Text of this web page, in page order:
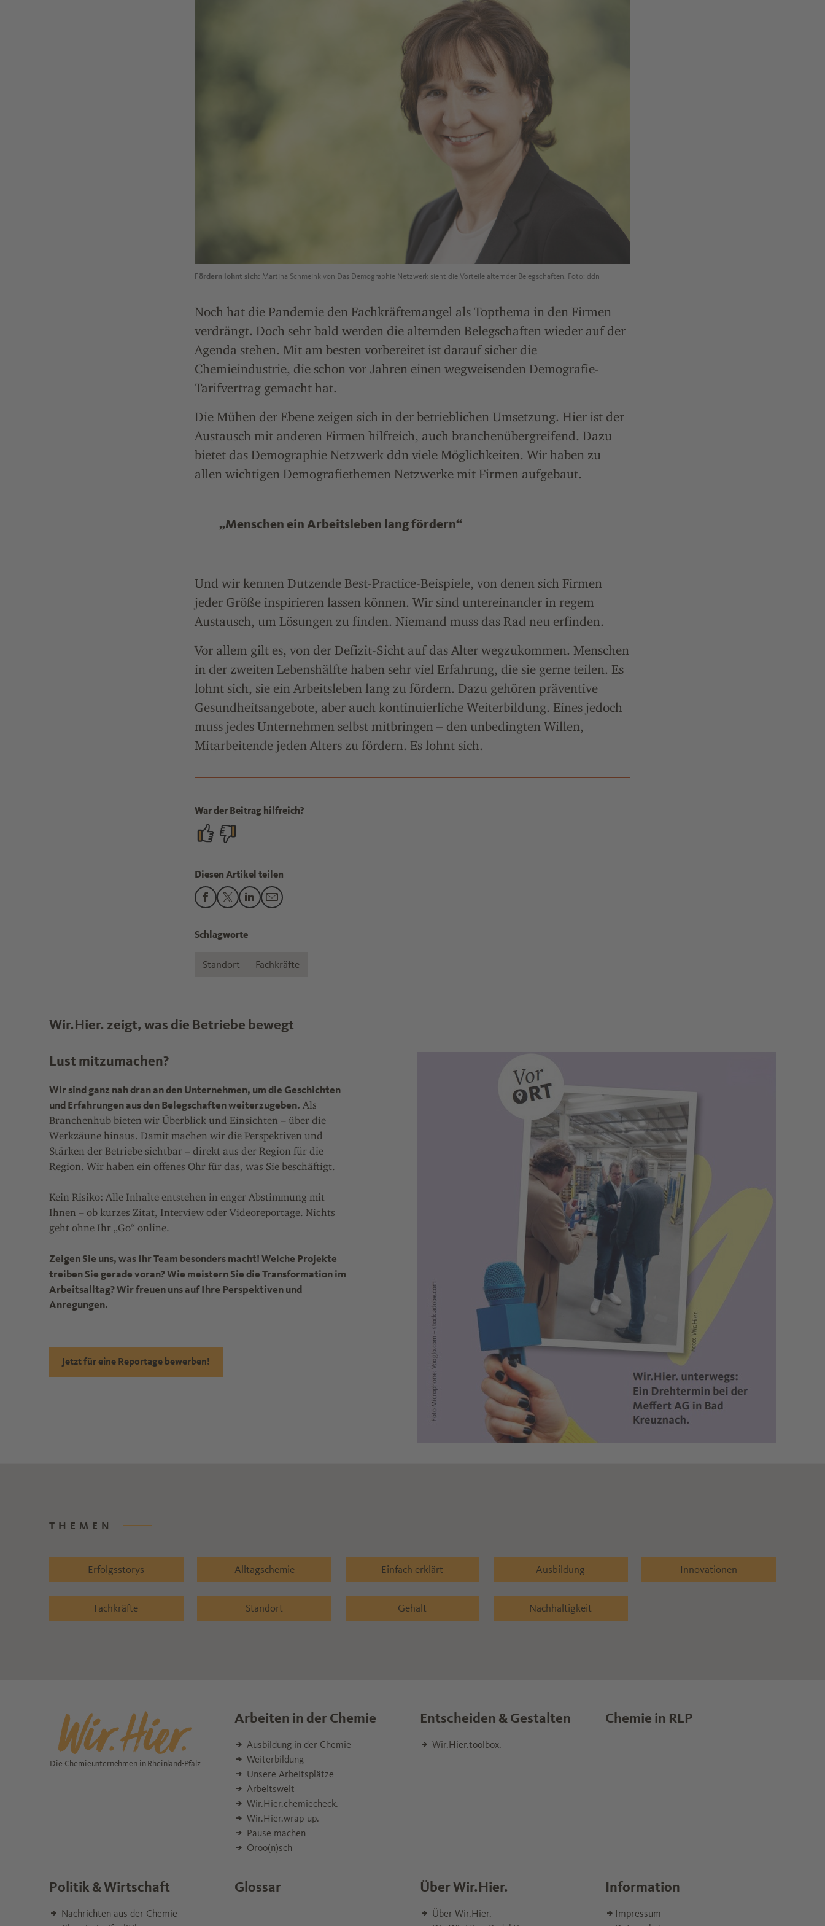
Fördern lohnt sich: Martina Schmeink von Das Demographie Netzwerk sieht die Vorteile alternder Belegschaften. Foto: ddn
Noch hat die Pandemie den Fachkräftemangel als Topthema in den Firmen
verdrängt. Doch sehr bald werden die alternden Belegschaften wieder auf der
Agenda stehen. Mit am besten vorbereitet ist darauf sicher die
Chemieindustrie, die schon vor Jahren einen wegweisenden Demografie-
Tarifvertrag gemacht hat.
Die Mühen der Ebene zeigen sich in der betrieblichen Umsetzung. Hier ist der
Austausch mit anderen Firmen hilfreich, auch branchenübergreifend. Dazu
bietet das Demographie Netzwerk ddn viele Möglichkeiten. Wir haben zu
allen wichtigen Demografiethemen Netzwerke mit Firmen aufgebaut.
„Menschen ein Arbeitsleben lang fördern“
Und wir kennen Dutzende Best-Practice-Beispiele, von denen sich Firmen
jeder Größe inspirieren lassen können. Wir sind untereinander in regem
Austausch, um Lösungen zu finden. Niemand muss das Rad neu erfinden.
Vor allem gilt es, von der Defizit-Sicht auf das Alter wegzukommen. Menschen
in der zweiten Lebenshälfte haben sehr viel Erfahrung, die sie gerne teilen. Es
lohnt sich, sie ein Arbeitsleben lang zu fördern. Dazu gehören präventive
Gesundheitsangebote, aber auch kontinuierliche Weiterbildung. Eines jedoch
muss jedes Unternehmen selbst mitbringen – den unbedingten Willen,
Mitarbeitende jeden Alters zu fördern. Es lohnt sich.
War der Beitrag hilfreich?
Diesen Artikel teilen
Den Beitrag "„Altern als Chance sehen“" teilen auf Facebook
Den Beitrag "„Altern als Chance sehen“" teilen auf X
Den Beitrag "„Altern als Chance sehen“" teilen auf LinkedIn
Den Beitrag "„Altern als Chance sehen“" teilen per E-Mail
Schlagworte
Standort Fachkräfte
Wir.Hier. zeigt, was die Betriebe bewegt
Lust mitzumachen?
Wir sind ganz nah dran an den Unternehmen, um die Geschichten
und Erfahrungen aus den Belegschaften weiterzugeben. Als
Branchenhub bieten wir Überblick und Einsichten – über die
Werkzäune hinaus. Damit machen wir die Perspektiven und
Stärken der Betriebe sichtbar – direkt aus der Region für die
Region. Wir haben ein offenes Ohr für das, was Sie beschäftigt.
Kein Risiko: Alle Inhalte entstehen in enger Abstimmung mit
Ihnen – ob kurzes Zitat, Interview oder Videoreportage. Nichts
geht ohne Ihr „Go“ online.
Zeigen Sie uns, was Ihr Team besonders macht! Welche Projekte
treiben Sie gerade voran? Wie meistern Sie die Transformation im
Arbeitsalltag? Wir freuen uns auf Ihre Perspektiven und
Anregungen.
Jetzt für eine Reportage bewerben!
THEMEN
Erfolgsstorys Alltagschemie Einfach erklärt Ausbildung Innovationen
Fachkräfte Standort Gehalt Nachhaltigkeit
Die Chemieunternehmen in Rheinland-Pfalz
Arbeiten in der Chemie
Ausbildung in der Chemie
Weiterbildung
Unsere Arbeitsplätze
Arbeitswelt
Wir.Hier.chemiecheck.
Wir.Hier.wrap-up.
Pause machen
Oroo(n)sch
Entscheiden & Gestalten
Wir.Hier.toolbox.
Chemie in RLP
Politik & Wirtschaft
Nachrichten aus der Chemie
Glossar Über Wir.Hier.
Über Wir.Hier.
Information
Impressum